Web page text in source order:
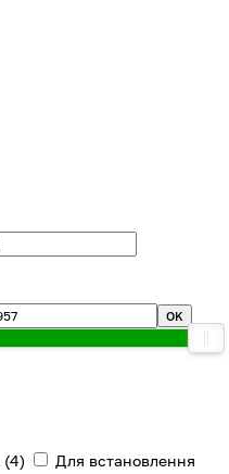
OK
(4)
Для встановлення